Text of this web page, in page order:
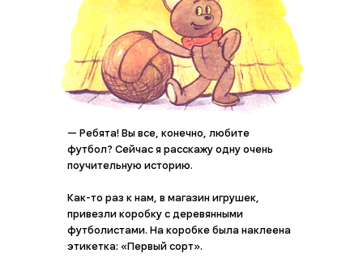
— Ребята! Вы все, конечно, любите
футбол? Сейчас я расскажу одну очень
поучительную историю.
Как-то раз к нам, в магазин игрушек,
привезли коробку с деревянными
футболистами. На коробке была наклеена
этикетка: «Первый сорт».